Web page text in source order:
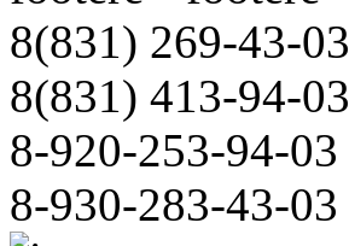
8(831) 269-43-03
8(831) 413-94-03
8-920-253-94-03
8-930-283-43-03